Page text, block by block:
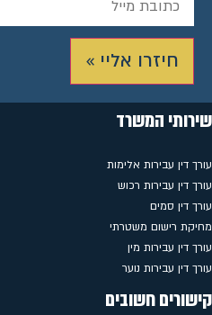
חיזרו אליי »
שירותי המשרד
עורך דין עבירות אלימות
עורך דין עבירות רכוש
עורך דין סמים
מחיקת רישום משטרתי
עורך דין עבירות מין
עורך דין עבירות נוער
קישורים חשובים